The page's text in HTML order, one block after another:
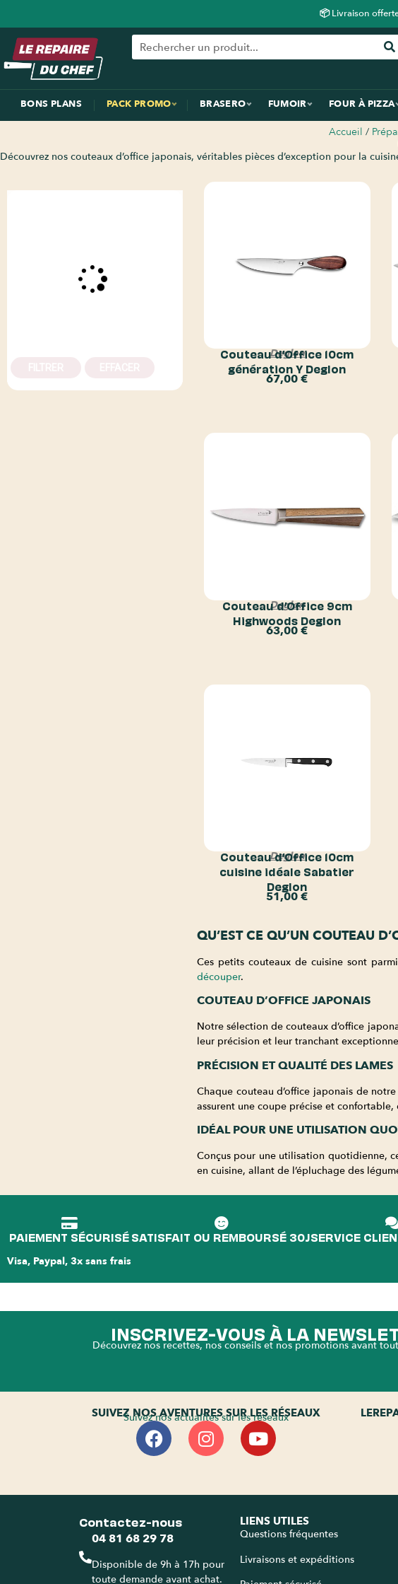
📦 Livraison
BONS PLANS PACK PROMO BRASERO FUMOIR FOUR À PIZZA
Accueil /
Découvrez nos couteaux d’office japonais, véritables pièces d’exception pour la
Deglon
Couteau d’Office 10cm
génération Y Deglon
67,00€
Deglon
Couteau d’Office 9cm
Highwoods Deglon
63,00€
Deglon
Couteau d’Office 10cm
cuisine idéale Sabatier
Deglon
51,00€
QU’EST CE QU’UN COUTEAU
Ces petits couteaux de cuisine sont
découper.
COUTEAU D’OFFICE JAPONAIS
Notre sélection de couteaux d’office
leur précision et leur tranchant
PRÉCISION ET QUALITÉ DES LAMES
Chaque couteau d’office japonais de
assurent une coupe précise et
IDÉAL POUR UNE UTILISATION
Conçus pour une utilisation quotidienne,
en cuisine, allant de l’épluchage des
PAIEMENT SÉCURISÉ
Visa, Paypal, 3x sans frais
SATISFAIT OU REMBOURSÉ 30JSERVICE
INSCRIVEZ-VOUS À LA
Découvrez nos recettes, nos conseils et nos promotions avant
SUIVEZ NOS AVENTURES SUR LES RÉSEAUX
Suivez nos actualités sur les réseaux
Contactez-nous
04 81 68 29 78
Disponible de 9h à 17h pour
toute demande avant achat.
LIENS UTILES
Questions fréquentes
Livraisons et expéditions